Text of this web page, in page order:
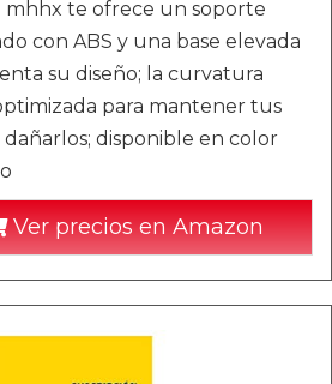
mhhx te ofrece un soporte
con ABS y una base elevada
su diseño; la curvatura
para mantener tus
disponible en color
Ver precios en Amazon